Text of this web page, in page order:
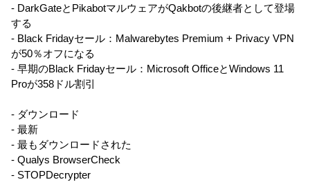
- DarkGateとPikabotマルウェアがQakbotの後継者として登場
する
- Black Fridayセール：Malwarebytes Premium + Privacy VPN
が50％オフになる
- 早期のBlack Fridayセール：Microsoft OfficeとWindows 11
Proが358ドル割引
- ダウンロード
- 最新
- 最もダウンロードされた
- Qualys BrowserCheck
- STOPDecrypter